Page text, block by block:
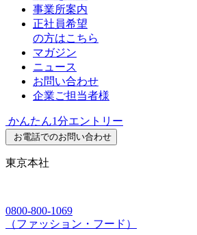
事業所案内
正社員希望
の方はこちら
マガジン
ニュース
お問い合わせ
企業ご担当者様
かんたん1分エントリー
お電話でのお問い合わせ
東京本社
0800-800-1069
（ファッション・フード）